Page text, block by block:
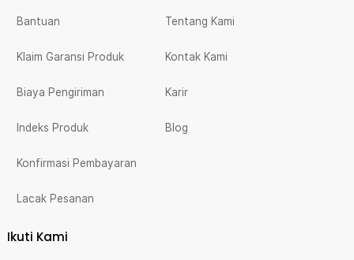
Bantuan
Klaim Garansi Produk
Biaya Pengiriman
Indeks Produk
Konfirmasi Pembayaran
Lacak Pesanan
Tentang Kami
Kontak Kami
Karir
Blog
Ikuti Kami